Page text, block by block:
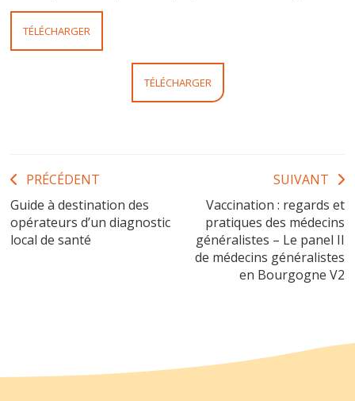
TÉLÉCHARGER
TÉLÉCHARGER
Navigation
de
l’article
PRÉCÉDENT
Guide à destination des
opérateurs d’un diagnostic
local de santé
SUIVANT
Vaccination : regards et
pratiques des médecins
généralistes – Le panel II
de médecins généralistes
en Bourgogne V2